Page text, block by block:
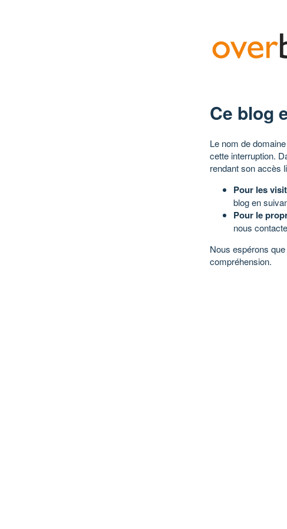
Ce blog
Le nom de
cette interruption.
rendant son accès
Pour les
blog en
Pour le
nous
Nous espérons
compréhension.